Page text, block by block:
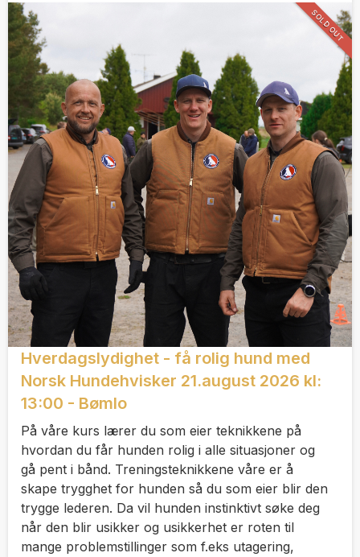
Hverdagslydighet - få rolig hund med
Norsk Hundehvisker 21.august 2026 kl:
13:00 - Bømlo
På våre kurs lærer du som eier teknikkene på
hvordan du får hunden rolig i alle situasjoner og
gå pent i bånd. Treningsteknikkene våre er å
skape trygghet for hunden så du som eier blir den
trygge lederen. Da vil hunden instinktivt søke deg
når den blir usikker og usikkerhet er roten til
mange problemstillinger som f.eks utagering,
SOLD OUT